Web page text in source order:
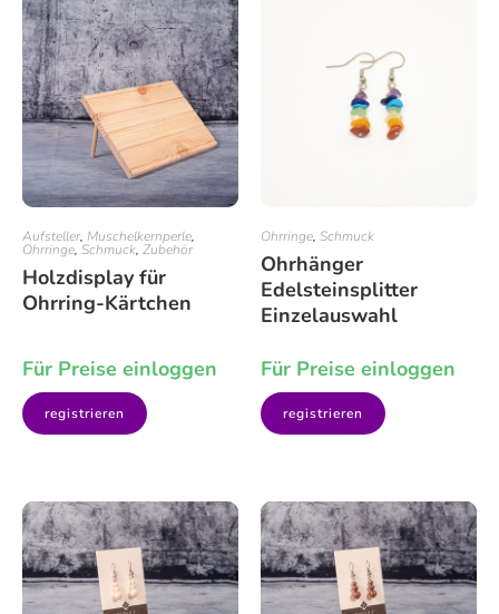
Aufsteller, Muschelkernperle,
Ohrringe, Schmuck, Zubehör
Holzdisplay für
Ohrring-Kärtchen
Für Preise einloggen
registrieren
Ohrringe, Schmuck
Ohrhänger
Edelsteinsplitter
Einzelauswahl
Für Preise einloggen
registrieren